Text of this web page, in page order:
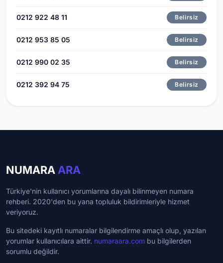
0212 922 48 11 Belirsiz
0212 953 85 05 Belirsiz
0212 990 02 35 Belirsiz
0212 392 94 75 Belirsiz
NUMARA ARA
Türkiye'nin kullanıcı yorumlarına dayalı bilinmeyen numara
rehberi. 2020'den bu yana topluluk bildirimleriyle hizmet
veriyoruz.
Bu sitedeki kayıtlı numaralar bilgilendirme amaçlı olup, yazılan
yorumlar kullanıcılara aittir. numaraara.com bu bilgilerden
sorumlu değildir.